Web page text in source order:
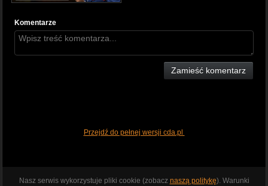
Komentarze
Zamieść komentarz
Przejdź do pełnej wersji cda.pl
Nasz serwis wykorzystuje pliki cookie (zobacz naszą politykę). Warunki